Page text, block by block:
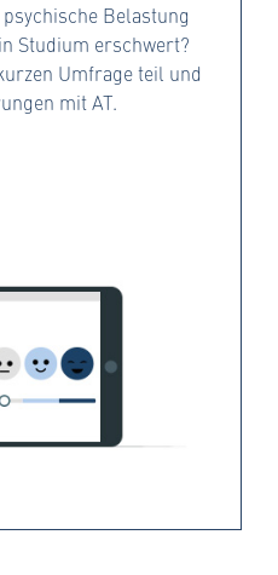
Belastung
Studium erschwert?
Umfrage teil und
mit AT.